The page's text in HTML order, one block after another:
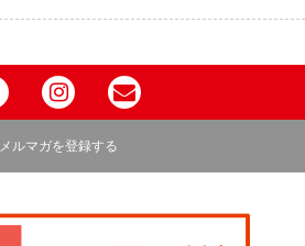
メルマガを登録する